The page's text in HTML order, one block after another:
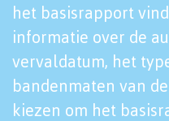
het basisrapport
informatie over de
vervaldatum, het
bandenmaten van
kiezen om het